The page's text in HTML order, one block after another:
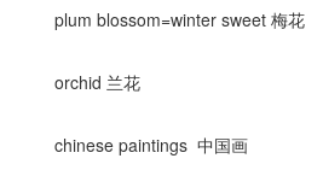
plum blossom=winter sweet 梅花
orchid 兰花
chinese paintings 中国画